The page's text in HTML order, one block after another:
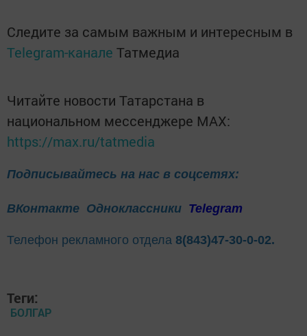
Следите за самым важным и интересным в
Telegram-канале Татмедиа
Читайте новости Татарстана в
национальном мессенджере MАХ:
https://max.ru/tatmedia
Подписывайтесь на нас в соцсетях:
ВКонтакте Одноклассники Telegram
Телефон рекламного отдела 8(843)47-30-0-02.
Теги:
БОЛГАР